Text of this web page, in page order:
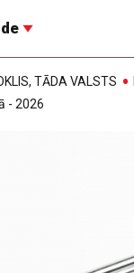
TĀDA VALSTS
- 2026